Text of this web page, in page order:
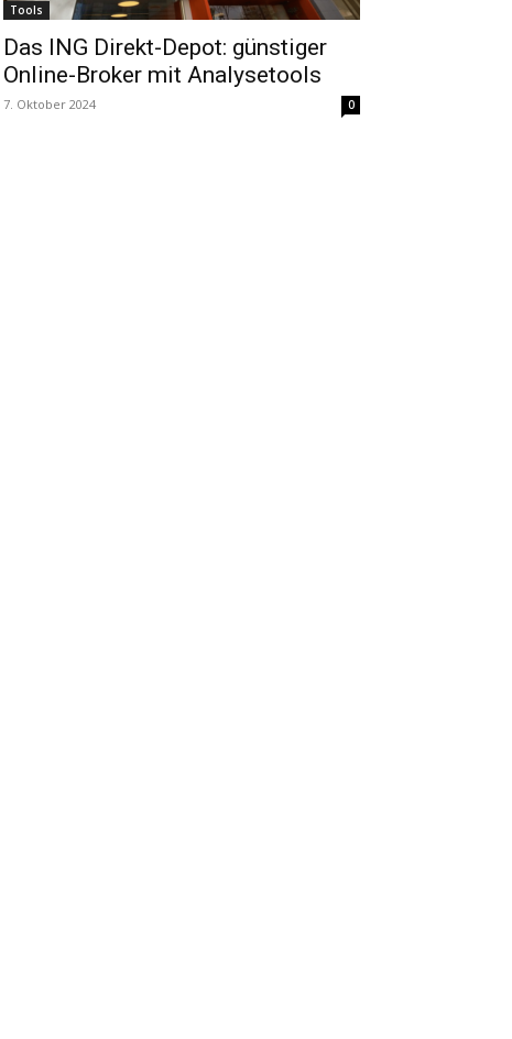
Tools
Das ING Direkt-Depot: günstiger
Online-Broker mit Analysetools
7. Oktober 2024 0